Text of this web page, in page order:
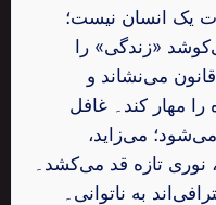
یک انسان نیست؛
«زندگی» را
می‌نشاند و
را مهار کند۔ غافل
می‌زاید،
نوری تازه قد می‌کشد۔
به ناتوانی۔